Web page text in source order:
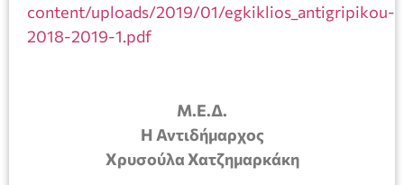
content/uploads/2019/01/egkiklios_antigripikou-
2018-2019-1.pdf
Μ.Ε.Δ.
Η Αντιδήμαρχος
Χρυσούλα Χατζημαρκάκη